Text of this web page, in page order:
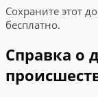
Сохраните этот
бесплатно.
Справка о